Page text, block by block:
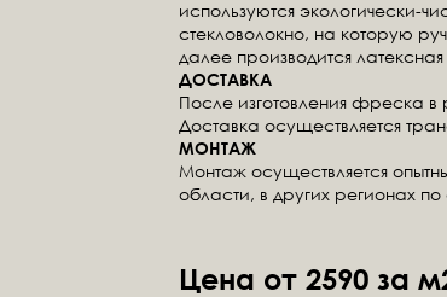
используются экологически-
стекловолокно, на которую
далее производится
ДОСТАВКА
После изготовления фреска
Доставка осуществляется
МОНТАЖ
Монтаж осуществляется
области, в других регионах
Цена от 2590 за